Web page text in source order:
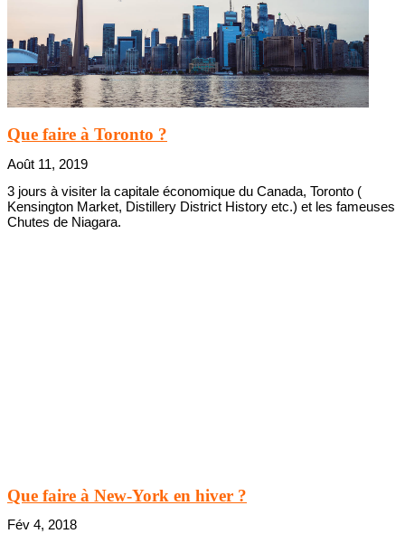
Que faire à Toronto ?
Août 11, 2019
3 jours à visiter la capitale économique du Canada, Toronto (
Kensington Market, Distillery District History etc.) et les fameuses
Chutes de Niagara.
Que faire à New-York en hiver ?
Fév 4, 2018